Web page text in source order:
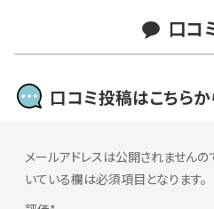
口コ
口コミ投稿はこちらか
メールアドレスは公開されませんの
いている欄は必須項目となります。